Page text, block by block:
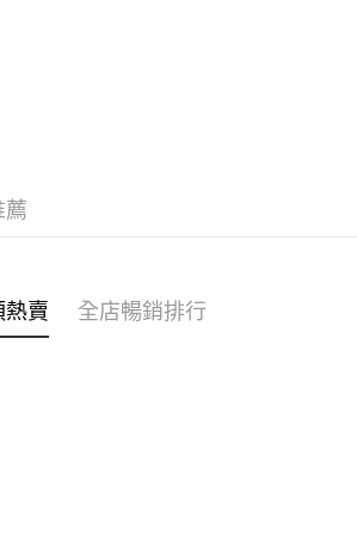
薦
賣 全店暢銷排行